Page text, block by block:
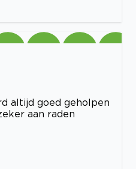
altijd goed geholpen
aan raden